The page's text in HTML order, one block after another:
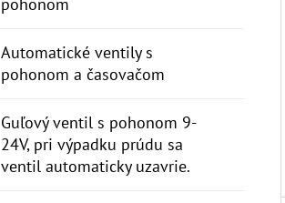
Automatické ventily s
pohonom a časovačom
Guľový ventil s pohonom 9-
24V, pri výpadku prúdu sa
ventil automaticky uzavrie.